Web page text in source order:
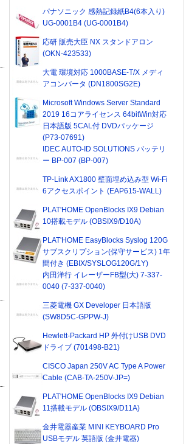
パナソニック 感熱記録紙B4(6本入り)
UG-0001B4 (UG-0001B4)
応研 販売大臣 NX スタンドアロン
(OKN-423533)
大電 環境対応 1000BASE-T/X メディ
アコンバータ (DN1800SG2E)
Microsoft Windows Server Standard
2019 16コアライセンス 64bitWin対応
日本語版 5CAL付 DVDパッケージ
(P73-07691)
IDEC AUTO-ID SOLUTIONS バッテリ
ー BP-007 (BP-007)
TP-Link AX1800 壁面埋め込み型 Wi-Fi
6アクセスポイント (EAP615-WALL)
PLAT'HOME OpenBlocks IX9 Debian
10搭載モデル (OBSIX9/D10A)
PLAT'HOME EasyBlocks Syslog 120G
サブスクリプション(保守サービス) 1年
間付き (EBIX/SYSLOG120G/1Y)
内田洋行 イレーザーFB型(大) 7-337-
0040 (7-337-0040)
三菱電機 GX Developer 日本語版
(SW8D5C-GPPW-J)
Hewlett-Packard HP 外付けUSB DVD
ドライブ (701498-B21)
CISCO Japan 250V AC Type A Power
Cable (CAB-TA-250V-JP=)
PLAT'HOME OpenBlocks IX9 Debian
11搭載モデル (OBSIX9/D11A)
金井電器産業 MINI KEYBOARD Pro
USBモデル 英語版 (金井電器)